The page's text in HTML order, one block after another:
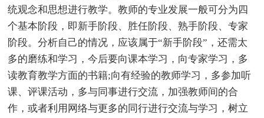
统观念和思想进行教学。教师的专业发展一般可分为四
个基本阶段，即新手阶段、胜任阶段、熟手阶段、专家
阶段。分析自己的情况，应该属于“新手阶段”，还需太
多的磨练和学习，今后要向课本学习，向专家学习，多
读教育教学方面的书籍;向有经验的教师学习，多参加听
课、评课活动，多与同事进行交流，加强教师间的合
作，或者利用网络与更多的同行进行交流与学习，树立